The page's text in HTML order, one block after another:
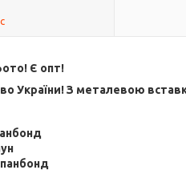
Є опт!
України! З металевою